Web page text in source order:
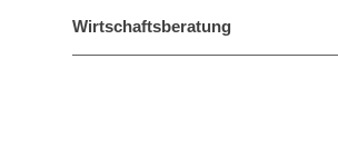
Wirtschaftsberatung